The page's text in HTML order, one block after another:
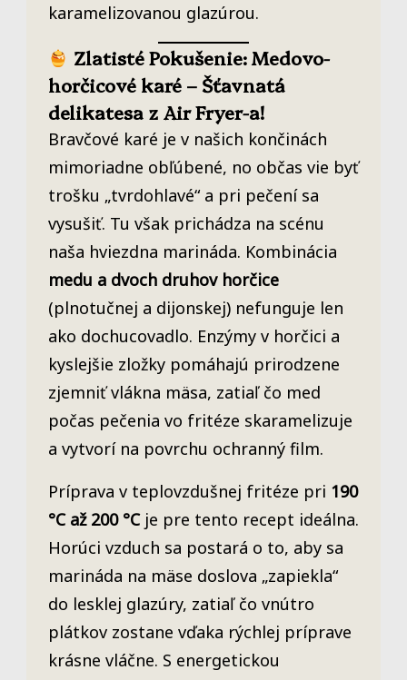
karamelizovanou glazúrou.
Zlatisté Pokušenie: Medovo-
horčicové karé – Šťavnatá
delikatesa z Air Fryer-a!
Bravčové karé je v našich končinách
mimoriadne obľúbené, no občas vie byť
trošku „tvrdohlavé“ a pri pečení sa
vysušiť. Tu však prichádza na scénu
naša hviezdna marináda. Kombinácia
medu a dvoch druhov horčice
(plnotučnej a dijonskej) nefunguje len
ako dochucovadlo. Enzýmy v horčici a
kyslejšie zložky pomáhajú prirodzene
zjemniť vlákna mäsa, zatiaľ čo med
počas pečenia vo fritéze skaramelizuje
a vytvorí na povrchu ochranný film.
Príprava v teplovzdušnej fritéze pri 190
°C až 200 °Cje pre tento recept ideálna.
Horúci vzduch sa postará o to, aby sa
marináda na mäse doslova „zapiekla“
do lesklej glazúry, zatiaľ čo vnútro
plátkov zostane vďaka rýchlej príprave
krásne vláčne. S energetickou